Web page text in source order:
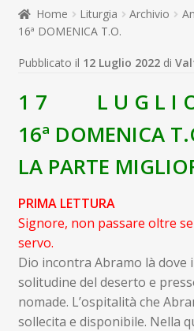
Contatti
Don Bosco
Home Liturgia Archivio
16ª DOMENICA T.O.
Pubblicato il 12 Luglio 2022 di
1 7 L U G L I
16ª DOMENICA
LA PARTE
PRIMA LETTURA
Signore, non passare oltre
servo.
Dio incontra Abramo là dove
solitudine del deserto e
nomade. L’ospitalità che
sollecita e disponibile. Nella